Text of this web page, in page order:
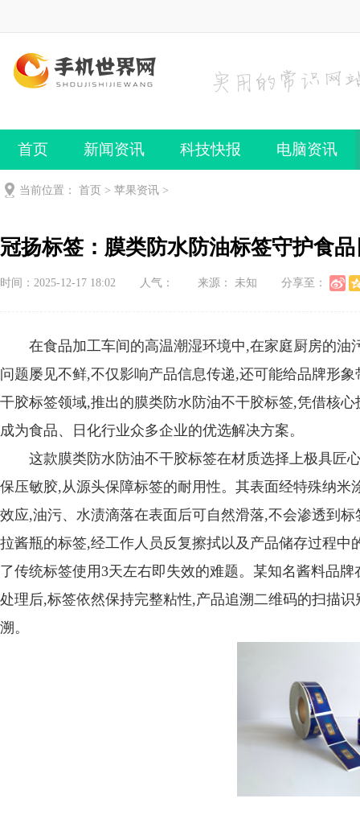
首页 新闻资讯 科技快报 电脑资讯
手机频道 手机技巧
当前位置： 首页 > 苹果资讯 >
冠扬标签：膜类防水防油标签守护食
时间：2025-12-17 18:02 人气： 来源： 未知 分享至：
在食品加工车间的高温潮湿环境中,在家庭厨房的
问题屡见不鲜,不仅影响产品信息传递,还可能给品牌形
干胶标签领域,推出的膜类防水防油不干胶标签,凭借核
成为食品、日化行业众多企业的优选解决方案。
这款膜类防水防油不干胶标签在材质选择上极具匠
保压敏胶,从源头保障标签的耐用性。其表面经特殊纳米
效应,油污、水渍滴落在表面后可自然滑落,不会渗透到
拉酱瓶的标签,经工作人员反复擦拭以及产品储存过程
了传统标签使用3天左右即失效的难题。某知名酱料品
处理后,标签依然保持完整粘性,产品追溯二维码的扫描
溯。